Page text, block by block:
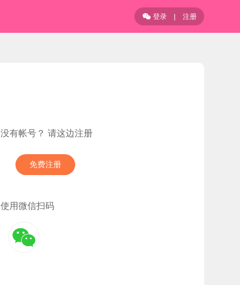
登录 | 注册
没有帐号？ 请这边注册
免费注册
使用微信扫码
